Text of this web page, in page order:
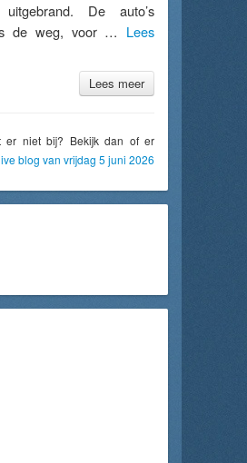
uitgebrand. De auto’s
de weg, voor … Lees
Lees meer
er niet bij? Bekijk dan of er
blog van vrijdag 5 juni 2026